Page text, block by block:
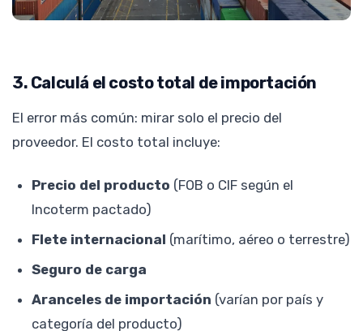
3. Calculá el costo total de importación
El error más común: mirar solo el precio del
proveedor. El costo total incluye:
Precio del producto (FOB o CIF según el
Incoterm pactado)
Flete internacional (marítimo, aéreo o terrestre)
Seguro de carga
Aranceles de importación (varían por país y
categoría del producto)